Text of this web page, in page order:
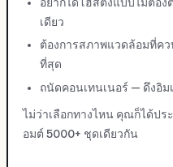
อยากได้โฮสติงแบบไม่ต้อ
เดียว
ต้องการสภาพแวดล้อมที่ค
ที่สุด
ถนัดคอนเทนเนอร์ — ดึงอิม
ไม่ว่าเลือกทางไหน คุณก็ได้ป
อมต์ 5000+ ชุดเดียวกัน